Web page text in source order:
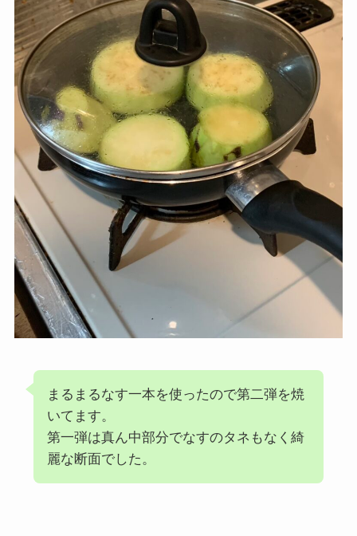
まるまるなす一本を使ったので第二弾を焼
いてます。
第一弾は真ん中部分でなすのタネもなく綺
麗な断面でした。